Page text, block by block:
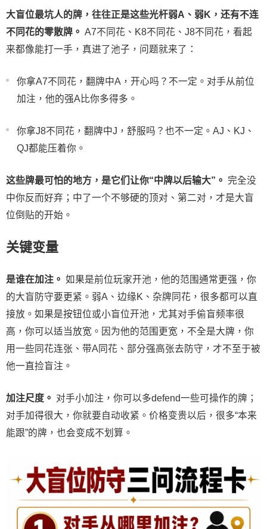
大盲位最坑人的牌，往往正是这些光杆弱A、弱K，还有不连
不同花的零散牌。 A7不同花、K8不同花、J8不同花，看起
来都像能打一手，真进了池子，问题就来了：
你拿A7不同花，翻牌中A，开心吗？不一定。对手从前位
加注，他的强A比你多得多。
你拿J8不同花，翻牌中J，舒服吗？也不一定。AJ、KJ、
QJ都能压着你。
这些牌最可怕的地方，是它们让你“中牌以后输大”。 完全没
中你反而好弃；中了一个不够硬的顶对、第二对，才是大盲
位倒贴的开始。
关键变量
是谁在加注。 如果是前位玩家开池，他的范围通常更强，你
的大盲防守要更紧。弱A、边缘K、杂牌同花，很多都可以直
接放。如果是按钮位或小盲位开池，尤其对手偷盲频率很
高，你可以适当放宽。因为他的范围更宽，不全是大牌，你
用一些同花连张、带A同花、部分强高张去防守，才不至于被
他一直捡盲注。
加注尺度。 对手小加注，你可以多defend一些可操作的牌；
对手加得很大，你就要自动收紧。价格变贵以后，很多“本来
能跟”的牌，也会变成不划算。